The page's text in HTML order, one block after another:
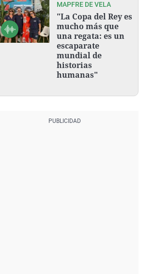
MAPFRE DE VELA
"La Copa del Rey es
mucho más que
una regata: es un
escaparate
mundial de
historias
humanas"